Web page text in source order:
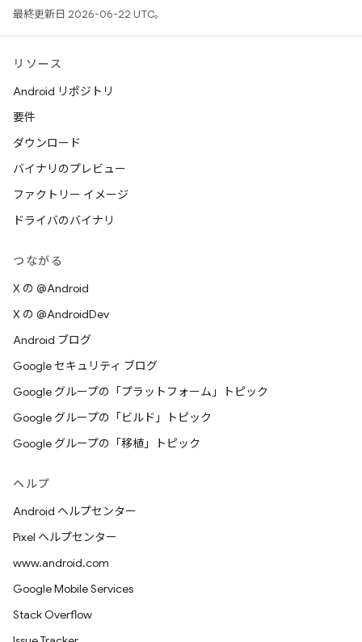
最終更新日 2026-06-22 UTC。
リソース
Android リポジトリ
要件
ダウンロード
バイナリのプレビュー
ファクトリー イメージ
ドライバのバイナリ
つながる
X の @Android
X の @AndroidDev
Android ブログ
Google セキュリティ ブログ
Google グループの「プラットフォーム」トピック
Google グループの「ビルド」トピック
Google グループの「移植」トピック
ヘルプ
Android ヘルプセンター
Pixel ヘルプセンター
www.android.com
Google Mobile Services
Stack Overflow